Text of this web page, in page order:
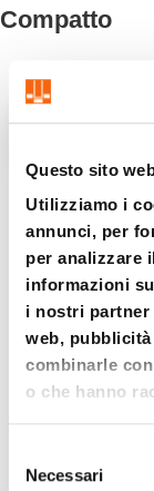
Questo sito
Utilizziamo i
annunci, per
per analizzare
informazioni
i nostri partner
web,
combinarle
o che hanno
Necessari
Compatto
Filtro /
8 Articolo trovato